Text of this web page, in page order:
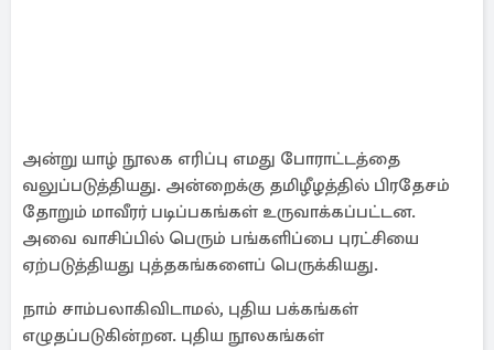
அன்று யாழ் நூலக எரிப்பு எமது போராட்டத்தை
வலுப்படுத்தியது. அன்றைக்கு தமிழீழத்தில் பிரதேசம்
தோறும் மாவீரர் படிப்பகங்கள் உருவாக்கப்பட்டன.
அவை வாசிப்பில் பெரும் பங்களிப்பை புரட்சியை
ஏற்படுத்தியது புத்தகங்களைப் பெருக்கியது.
நாம் சாம்பலாகிவிடாமல், புதிய பக்கங்கள்
எழுதப்படுகின்றன. புதிய நூலகங்கள்